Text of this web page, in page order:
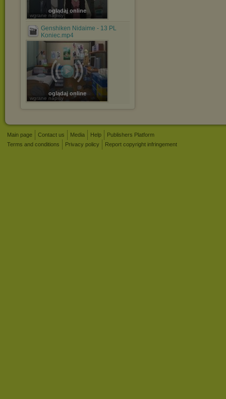
oglądaj online
wgrane napisy
Genshiken Nidaime - 13 PL
Koniec.mp4
oglądaj online
wgrane napisy
Main page Contact us Media Help
Publishers Platform
Terms and conditions
Privacy policy Report copyright infringement